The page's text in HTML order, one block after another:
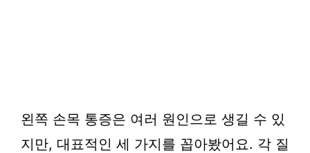
왼쪽 손목 통증은 여러 원인으로 생길 수 있
지만, 대표적인 세 가지를 꼽아봤어요. 각 질